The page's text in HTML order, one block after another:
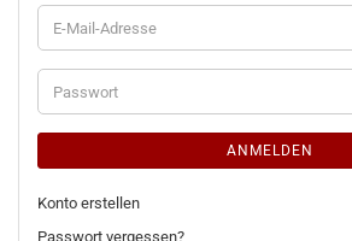
E-
Mail-
Adresse
Passwort
ANMELDEN
Konto erstellen
Passwort vergessen?